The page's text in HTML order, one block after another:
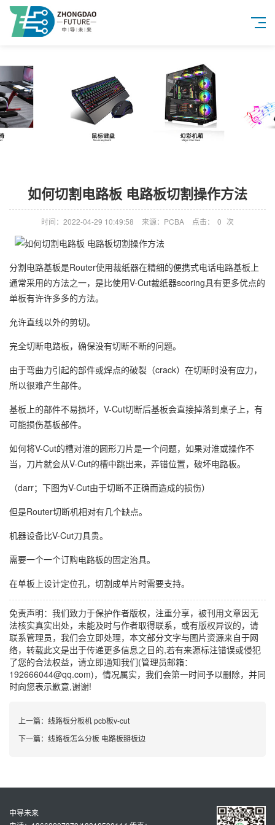
如何切割电路板 电路板切割操作方法
时间：2022-04-29 10:49:58 来源：PCBA 点击： 0 次
分割电路基板是Router使用裁纸器在精细的便携式电话电路基板上
通常采用的方法之一，是比使用V-Cut裁纸器scoring具有更多优点的
单板有许许多多的方法。
允许直线以外的剪切。
完全切断电路板，确保没有切断不断的问题。
由于弯曲力引起的部件或焊点的破裂（crack）在切断时没有应力，
所以很难产生部件。
基板上的部件不易损坏，V-Cut切断后基板会直接掉落到桌子上，有
可能损伤基板部件。
如何将V-Cut的槽对淮的圆形刀片是一个问题，如果对淮或操作不
当，刀片就会从V-Cut的槽中跳出来，弄错位置，破坏电路板。
（darr；下图为V-Cut由于切断不正确而造成的损伤）
但是Router切断机相对有几个缺点。
机器设备比V-Cut刀具贵。
需要一个一个订购电路板的固定治具。
在单板上设计定位孔，切割成单片时需要支持。
免责声明：我们致力于保护作者版权，注重分享，被刊用文章因无
法核实真实出处，未能及时与作者取得联系，或有版权异议的，请
联系管理员，我们会立即处理，本文部分文字与图片资源来自于网
络，转载此文是出于传递更多信息之目的,若有来源标注错误或侵犯
了您的合法权益，请立即通知我们(管理员邮箱：
192666044@qq.com)，情况属实，我们会第一时间予以删除，并同
时向您表示歉意,谢谢!
上一篇： 线路板分板机 pcb板v-cut
下一篇： 线路板怎么分板 电路板掰板边
中导未来